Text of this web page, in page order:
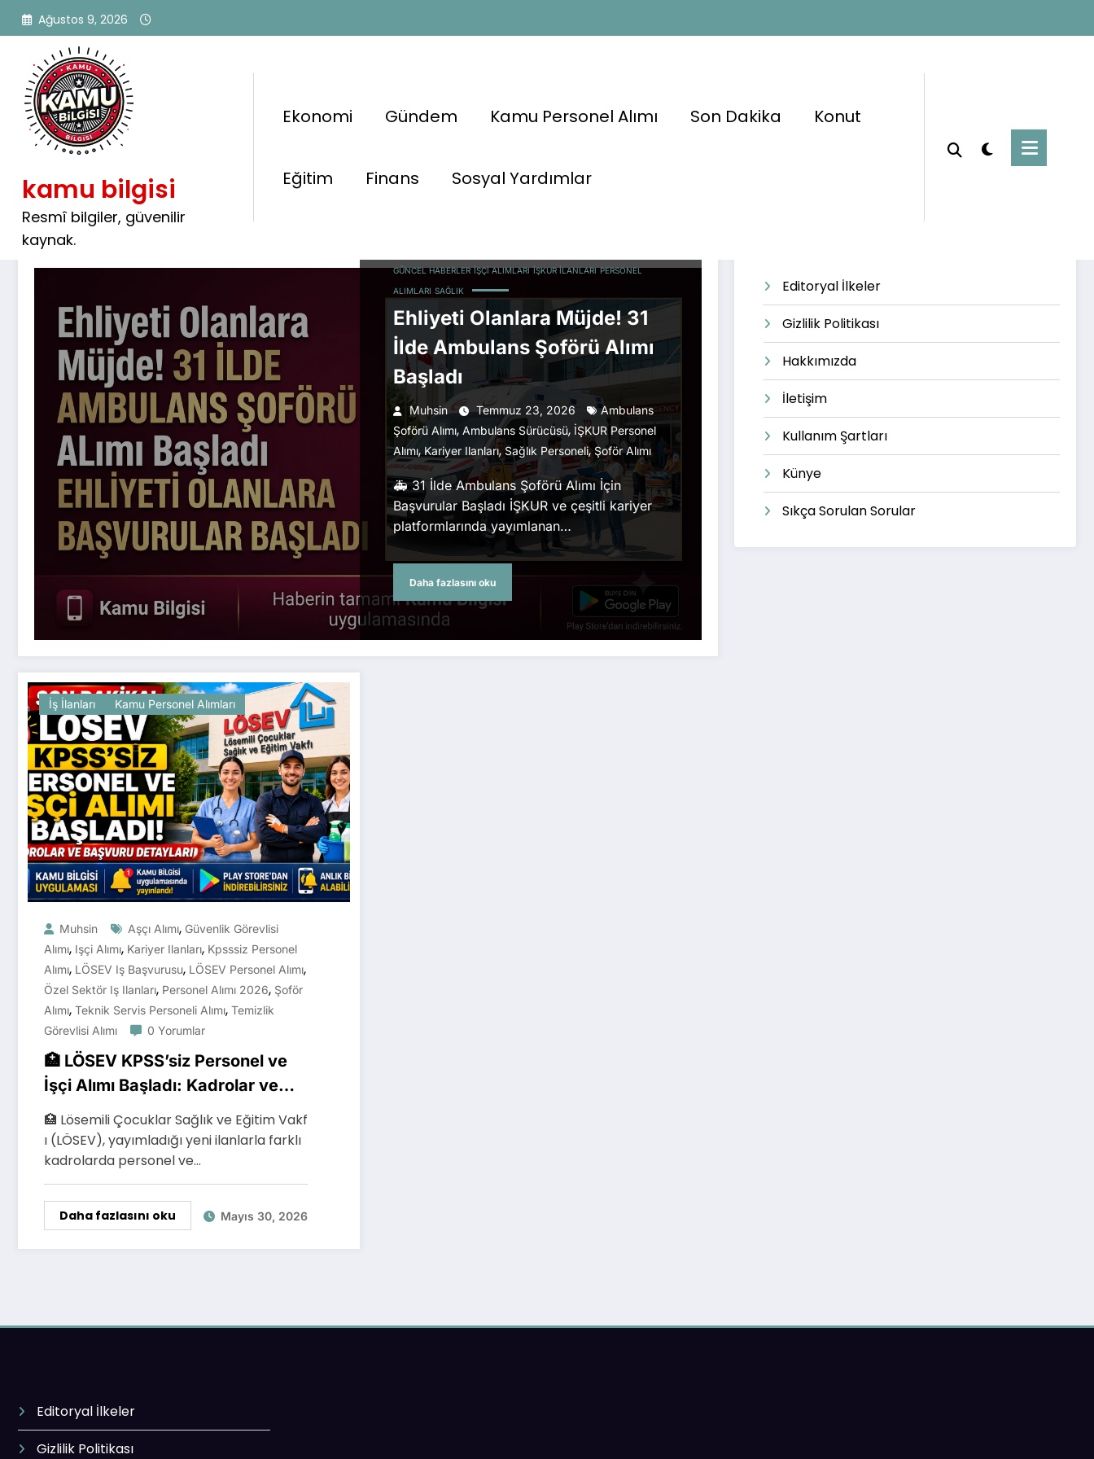
İçeriğe
atla
Ağustos 9, 2026
kamu bilgisi
Resmî bilgiler, güvenilir
kaynak.
Ekonomi Gündem Kamu Personel Alımı Son Dakika Konut
Eğitim Finans Sosyal Yardımlar
Etiket: kariyer ilanları kariyer ilanları
GÜNCEL HABERLER İŞÇI ALIMLARI İŞKUR İLANLARI PERSONEL
ALIMLARI SAĞLIK
Ehliyeti Olanlara Müjde! 31
İlde Ambulans Şoförü Alımı
Başladı
Muhsin Temmuz 23, 2026
Ambulans
Şoförü Alımı, Ambulans Sürücüsü, İŞKUR Personel
Alımı,Kariyer Ilanları, Sağlık Personeli, Şoför Alımı
🚑 31 İlde Ambulans Şoförü Alımı İçin
Başvurular Başladı İŞKUR ve çeşitli kariyer
platformlarında yayımlanan…
Daha fazlasını oku
İş İlanları Kamu Personel Alımları
Muhsin Aşçı Alımı, Güvenlik Görevlisi
Alımı, Işçi Alımı, Kariyer Ilanları, Kpsssiz Personel
Alımı, LÖSEV Iş Başvurusu, LÖSEV Personel Alımı,
Özel Sektör Iş Ilanları, Personel Alımı 2026, Şoför
Alımı, Teknik Servis Personeli Alımı, Temizlik
Görevlisi Alımı
0 Yorumlar
🏥 LÖSEV KPSS’siz Personel ve
İşçi Alımı Başladı: Kadrolar ve
Başvuru Detayları
🏥 Lösemili Çocuklar Sağlık ve Eğitim Vakf
ı (LÖSEV), yayımladığı yeni ilanlarla farklı
kadrolarda personel ve…
Daha fazlasını oku Mayıs 30, 2026
Editoryal İlkeler
Gizlilik Politikası
Hakkımızda
İletişim
Kullanım Şartları
Künye
Sıkça Sorulan Sorular
Editoryal İlkeler
Gizlilik Politikası